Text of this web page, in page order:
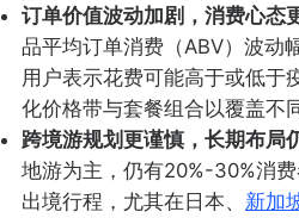
订单价值波动加剧，消费心态
品平均订单消费（ABV）波动
用户表示花费可能高于或低于
化价格带与套餐组合以覆盖不
跨境游规划更谨慎，长期布局
地游为主，仍有20%-30%消
出境行程，尤其在日本、 新加